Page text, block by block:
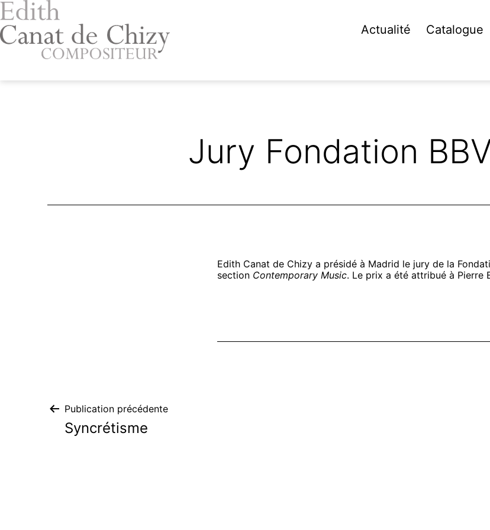
Aller
au
contenu
Actualité Catalogue
Jury Fondation
Edith Canat de Chizy a présidé à Madrid le jury de la
section Contemporary Music. Le prix a été attribué à Pierre
Navigation
Publication précédente
Syncrétisme